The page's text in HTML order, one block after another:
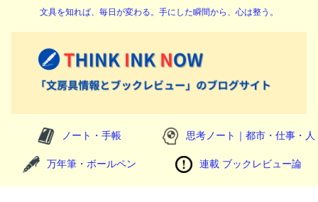
文具を知れば、毎日が変わる。手にした瞬間から、心は整う。
ノート・手帳 思考ノート｜都市・仕事・人
万年筆・ボールペン 連載 ブックレビュー論